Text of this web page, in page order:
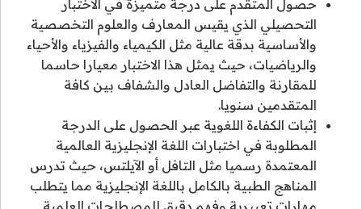
حصول المتقدم على درجة متميزة في الاختبار
التحصيلي الذي يقيس المعارف والعلوم التخصصية
والأساسية بدقة عالية مثل الكيمياء والفيزياء والأحياء
والرياضيات، حيث يمثل هذا الاختبار معيارا حاسما
للمقارنة والتفاضل العادل والشفاف بين كافة
المتقدمين سنويا.
إثبات الكفاءة اللغوية عبر الحصول على الدرجة
المطلوبة في اختبارات اللغة الإنجليزية العالمية
المعتمدة رسميا مثل التافل أو الآيلتس، حيث تدرس
المناهج الطبية بالكامل باللغة الإنجليزية مما يتطلب